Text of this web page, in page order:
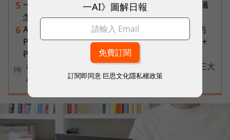
5 一張遺照「開口」說話，中間有8道關卡！翊嘉禮儀
怎麼做出AI告別式，讓逝者最後道別？
6 AI 時代的行動生產力：MSI 如何用「理解情境」的
Prestige 14 Flip AI+ 重新定義商務筆電與 Copilot+
PC？
PR
核保快六成、理賠判讀再加速！富邦人壽如何用三大
AI助理重塑保險服務？
一AI》圖解日報
訂閱即同意 巨思文化隱私權政策